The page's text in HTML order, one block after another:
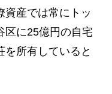
資産では常にトッ
区に25億円の自宅
を所有していると